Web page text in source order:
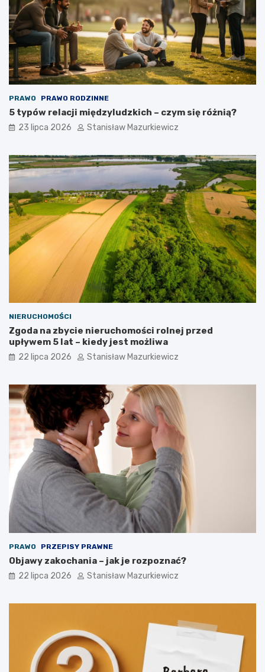
PRAWO PRAWO RODZINNE
5 typów relacji międzyludzkich – czym się różnią?
23 lipca 2026 Stanisław Mazurkiewicz
NIERUCHOMOŚCI
Zgoda na zbycie nieruchomości rolnej przed
upływem 5 lat – kiedy jest możliwa
22 lipca 2026 Stanisław Mazurkiewicz
PRAWO PRZEPISY PRAWNE
Objawy zakochania – jak je rozpoznać?
22 lipca 2026 Stanisław Mazurkiewicz